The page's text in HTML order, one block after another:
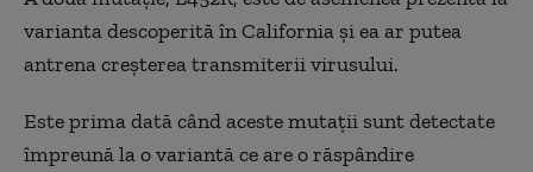
varianta descoperită în California şi ea ar putea
antrena creşterea transmiterii virusului.
Este prima dată când aceste mutaţii sunt detectate
împreună la o variantă ce are o răspândire